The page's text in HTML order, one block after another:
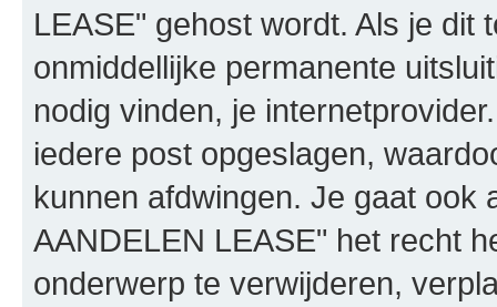
LEASE" gehost wordt. Als je dit
onmiddellijke permanente
nodig vinden, je
iedere post opgeslagen,
kunnen afdwingen. Je gaat ook
AANDELEN LEASE" het recht
onderwerp te verwijderen,